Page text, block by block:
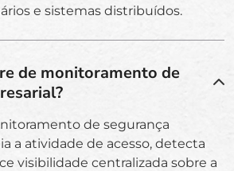
e sistemas distribuídos.
de monitoramento de
de segurança
a atividade de acesso, detecta
visibilidade centralizada sobre a